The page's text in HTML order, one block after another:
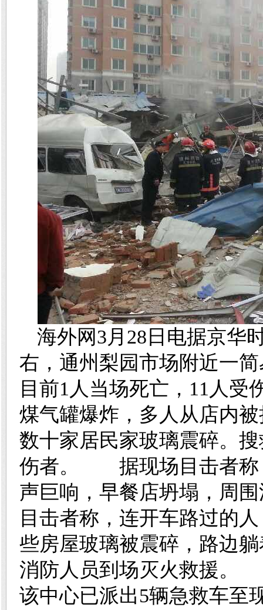
海外网3月28日电据京华
右，通州梨园市场附近一
目前1人当场死亡，11人受
煤气罐爆炸，多人从店内
数十家居民家玻璃震碎。
伤者。 据现场目击者称
声巨响，早餐店坍塌，
目击者称，连开车路过的
些房屋玻璃被震碎，路
消防人员到场灭火救援
该中心已派出5辆急救车至